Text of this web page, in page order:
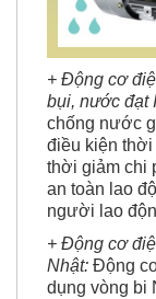
+ Động cơ
bụi, nước đạt
chống nước
điều kiện thời
thời giảm chi
an toàn lao
người lao
+ Động cơ
Nhật: Động
dụng vòng bi